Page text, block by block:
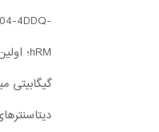
4DDQ-
گیگابیتی